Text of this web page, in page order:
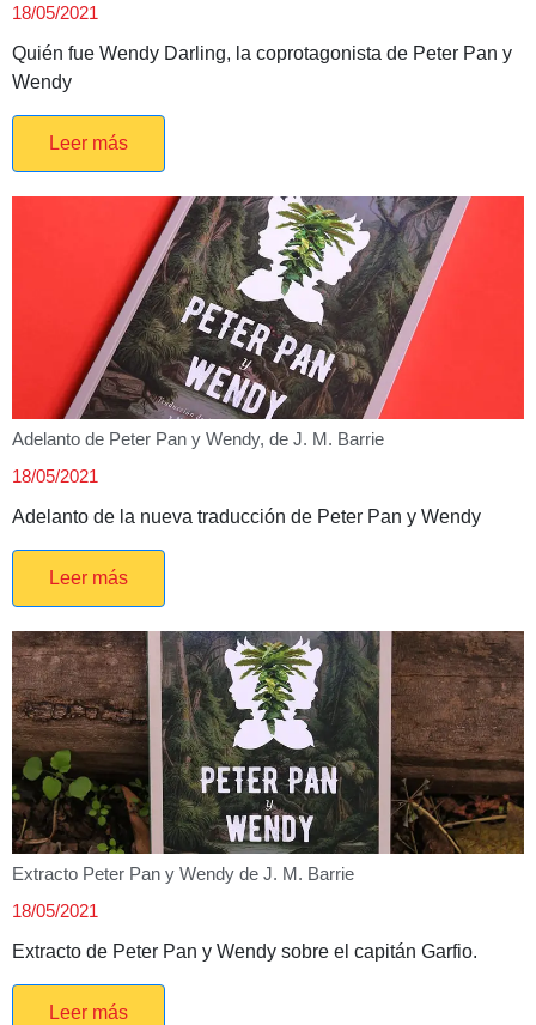
18/05/2021
Quién fue Wendy Darling, la coprotagonista de Peter Pan y
Wendy
Leer más
Adelanto de Peter Pan y Wendy, de J. M. Barrie
18/05/2021
Adelanto de la nueva traducción de Peter Pan y Wendy
Leer más
Extracto Peter Pan y Wendy de J. M. Barrie
18/05/2021
Extracto de Peter Pan y Wendy sobre el capitán Garfio.
Leer más